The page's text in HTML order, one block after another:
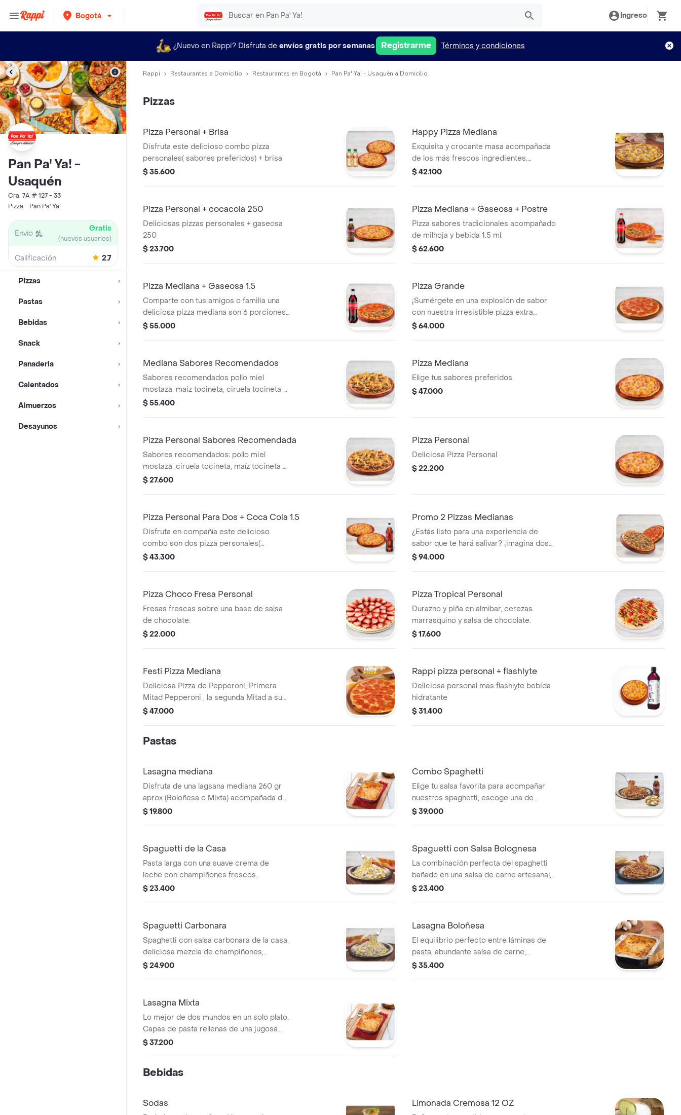
Bogotá Ingreso
¿Nuevo en Rappi? Disfruta de envíos gratis por semanas Registrarme Términos y condiciones
Pan Pa' Ya! -
Usaquén
Cra. 7A # 127 - 33
Pizza - Pan Pa' Ya!
Envío Gratis
(nuevos usuarios)
Calificación 2.7
Pizzas
Pastas
Bebidas
Snack
Panaderia
Calentados
Almuerzos
Desayunos
Rappi Restaurantes a Domicilio Restaurantes en Bogotá Pan Pa' Ya! - Usaquén a Domicilio
Pizzas
Pizza Personal + Brisa
Disfruta este delicioso combo pizza
personales( sabores preferidos) + brisa
$ 35.600
Happy Pizza Mediana
Exquisita y crocante masa acompañada
de los más frescos ingredientes.
disfrútala en 6 porciones
$ 42.100
Pizza Personal + cocacola 250
Deliciosas pizzas personales + gaseosa
250
$ 23.700
Pizza Mediana + Gaseosa + Postre
Pizza sabores tradicionales acompañado
de milhoja y bebida 1.5 ml.
$ 62.600
Pizza Mediana + Gaseosa 1.5
Comparte con tus amigos o familia una
deliciosa pizza mediana son 6 porciones
llenas de puro sabor acompañada de una
$ 55.000
Pizza Grande
¡Sumérgete en una explosión de sabor
con nuestra irresistible pizza extra
grande de varios sabores!.
$ 64.000
Mediana Sabores Recomendados
Sabores recomendados pollo miel
mostaza, maiz tocineta, ciruela tocineta o
mexicana.
$ 55.400
Pizza Mediana
Elige tus sabores preferidos
$ 47.000
Pizza Personal Sabores Recomendada
Sabores recomendados; pollo miel
mostaza, ciruela tocineta, maíz tocineta y
mexicana.
$ 27.600
Pizza Personal
Deliciosa Pizza Personal
$ 22.200
Pizza Personal Para Dos + Coca Cola 1.5
Disfruta en compañía este delicioso
combo son dos pizza personales(
sabores preferidos) + una coca cola 1.5
$ 43.300
Promo 2 Pizzas Medianas
¿Estás listo para una experiencia de
sabor que te hará salivar? ¡imagina dos
pizzas medianas, recién salidas del horno,
$ 94.000
Pizza Choco Fresa Personal
Fresas frescas sobre una base de salsa
de chocolate.
$ 22.000
Pizza Tropical Personal
Durazno y piña en almíbar, cerezas
marrasquino y salsa de chocolate.
$ 17.600
Festi Pizza Mediana
Deliciosa Pizza de Pepperoni, Primera
Mitad Pepperoni , la segunda Mitad a su
elección
$ 47.000
Rappi pizza personal + flashlyte
Deliciosa personal mas flashlyte bebida
hidratante
$ 31.400
Pastas
Lasagna mediana
Disfruta de una lagsana mediana 260 gr
aprox (Boloñesa o Mixta) acompañada de
pan baguette.
$ 19.800
Combo Spaghetti
Elige tu salsa favorita para acompañar
nuestros spaghetti, escoge una de
nuestras frescas ensaladas y para
$ 39.000
Spaguetti de la Casa
Pasta larga con una suave crema de
leche con champiñones frescos
salteados y un toque de cebollín.
$ 23.400
Spaguetti con Salsa Bolognesa
La combinación perfecta del spaghetti
bañado en una salsa de carne artesanal,
sazonada con especias naturales.
$ 23.400
Spaguetti Carbonara
Spaghetti con salsa carbonara de la casa,
deliciosa mezcla de champiñones,
tocineta y vino.
$ 24.900
Lasagna Boloñesa
El equilibrio perfecto entre láminas de
pasta, abundante salsa de carne,
gratinada a la perfección para resaltar su
$ 35.400
Lasagna Mixta
Lo mejor de dos mundos en un solo plato.
Capas de pasta rellenas de una jugosa
salsa bolognesa y trozos seleccionados
$ 37.200
Bebidas
Sodas Limonada Cremosa 12 OZ